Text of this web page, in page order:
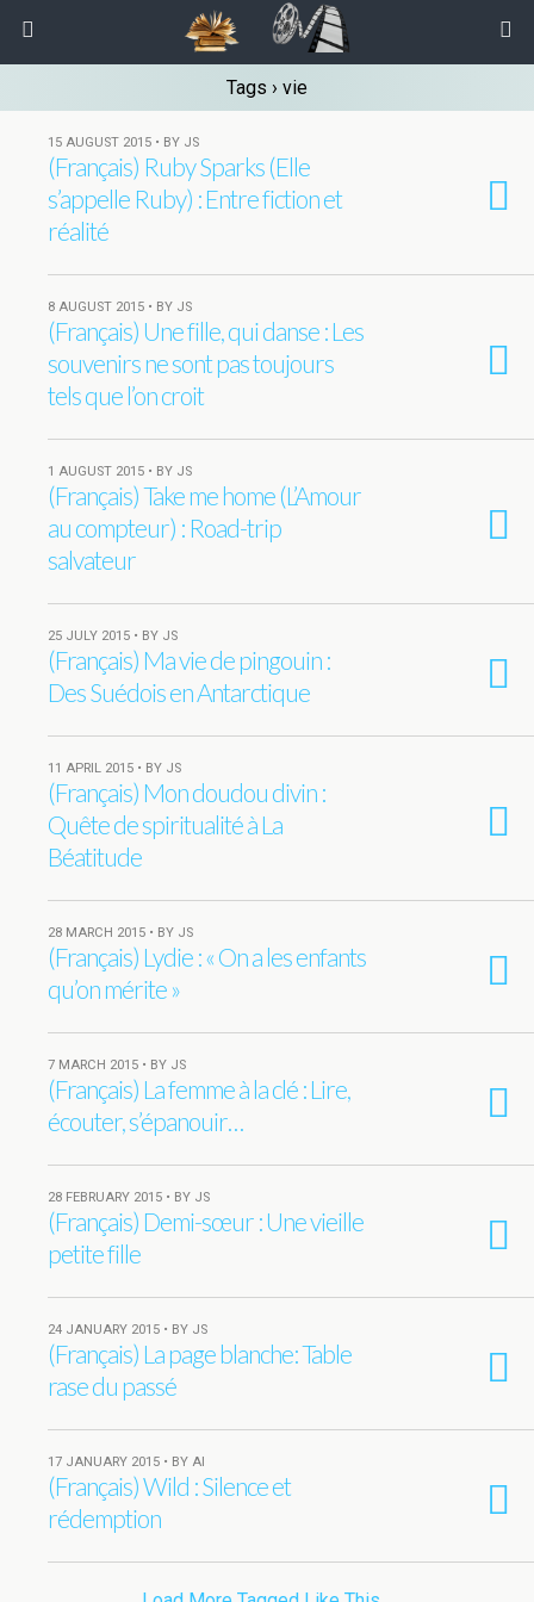
Tags › vie
15 AUGUST 2015 • BY JS
(Français) Ruby Sparks (Elle
s’appelle Ruby) : Entre fiction et
réalité
8 AUGUST 2015 • BY JS
(Français) Une fille, qui danse : Les
souvenirs ne sont pas toujours
tels que l’on croit
1 AUGUST 2015 • BY JS
(Français) Take me home (L’Amour
au compteur) : Road-trip
salvateur
25 JULY 2015 • BY JS
(Français) Ma vie de pingouin :
Des Suédois en Antarctique
11 APRIL 2015 • BY JS
(Français) Mon doudou divin :
Quête de spiritualité à La
Béatitude
28 MARCH 2015 • BY JS
(Français) Lydie : « On a les enfants
qu’on mérite »
7 MARCH 2015 • BY JS
(Français) La femme à la clé : Lire,
écouter, s’épanouir…
28 FEBRUARY 2015 • BY JS
(Français) Demi-sœur : Une vieille
petite fille
24 JANUARY 2015 • BY JS
(Français) La page blanche: Table
rase du passé
17 JANUARY 2015 • BY AI
(Français) Wild : Silence et
rédemption